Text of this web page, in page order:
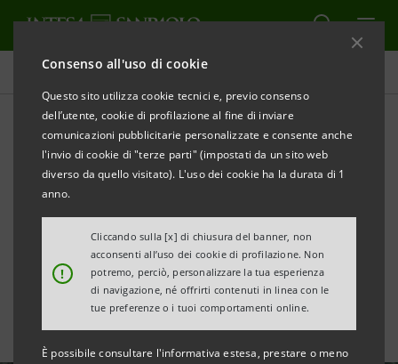
Consenso all'uso di cookie
Questo sito utilizza cookie tecnici e, previo consenso
dell’utente, cookie di profilazione al fine di inviare
comunicazioni pubblicitarie personalizzate e consente anche
l'invio di cookie di "terze parti" (impostati da un sito web
diverso da quello visitato). L'uso dei cookie ha la durata di 1
anno.
!
Cliccando sulla [x] di chiusura del banner, non
acconsenti all’uso dei cookie di profilazione. Non
potremo, perciò, personalizzare la tua esperienza
di navigazione, né offrirti contenuti in linea con le
tue preferenze o i tuoi comportamenti online.
È possibile consultare l'informativa estesa, prestare o meno
Tutte le news
4° MED & Italian Energy
Report: focus su
combustibili alternativi e
Mediterraneo